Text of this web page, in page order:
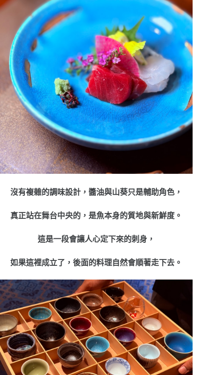
沒有複雜的調味設計，醬油與山葵只是輔助角色，
真正站在舞台中央的，是魚本身的質地與新鮮度。
這是一段會讓人心定下來的刺身，
如果這裡成立了，後面的料理自然會順著走下去。